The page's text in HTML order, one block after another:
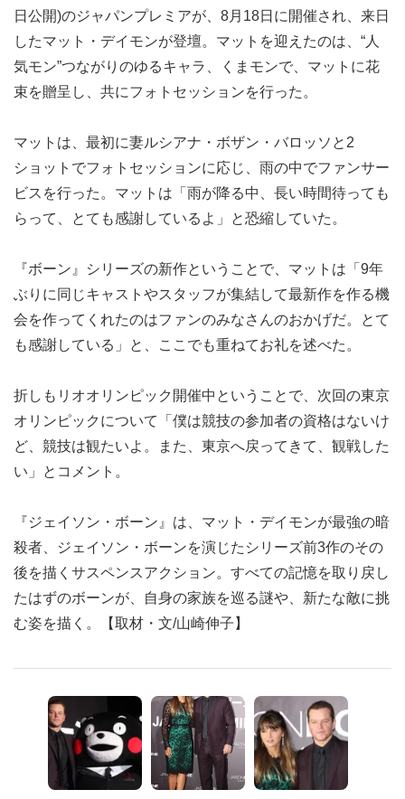
日公開)のジャパンプレミアが、8月18日に開催され、来日
したマット・デイモンが登壇。マットを迎えたのは、“人
気モン”つながりのゆるキャラ、くまモンで、マットに花
束を贈呈し、共にフォトセッションを行った。
マットは、最初に妻ルシアナ・ボザン・バロッソと2
ショットでフォトセッションに応じ、雨の中でファンサー
ビスを行った。マットは「雨が降る中、長い時間待っても
らって、とても感謝しているよ」と恐縮していた。
『ボーン』シリーズの新作ということで、マットは「9年
ぶりに同じキャストやスタッフが集結して最新作を作る機
会を作ってくれたのはファンのみなさんのおかげだ。とて
も感謝している」と、ここでも重ねてお礼を述べた。
折しもリオオリンピック開催中ということで、次回の東京
オリンピックについて「僕は競技の参加者の資格はないけ
ど、競技は観たいよ。また、東京へ戻ってきて、観戦した
い」とコメント。
『ジェイソン・ボーン』は、マット・デイモンが最強の暗
殺者、ジェイソン・ボーンを演じたシリーズ前3作のその
後を描くサスペンスアクション。すべての記憶を取り戻し
たはずのボーンが、自身の家族を巡る謎や、新たな敵に挑
む姿を描く。【取材・文/山崎伸子】